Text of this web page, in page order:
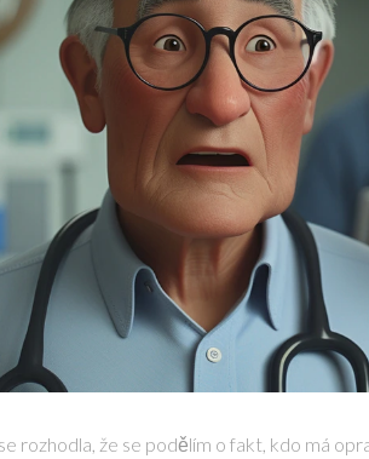
rozhodla, že se podělím o fakt, kdo má